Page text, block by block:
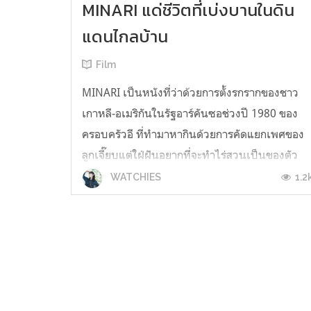
MINARI แด่ชีวิตที่เบ่งบานในดิน
แดนไกลบ้าน
Film
MINARI เป็นหนังที่ว่าด้วยการตั้งรกรากของชาว
เกาหลี-อเมริกันในรัฐอาร์คันซอช่วงปี 1980 ของ
ครอบครัวอี ที่ทำมาหากินด้วยการคัดแยกเพศของ
ลูกเจี๊ยบแต่ใฝ่ฝันอยากที่จะทำไร่สวนเป็นของตัว
เองจึงย้ายจากแคลิฟอร์เนียมายังอาร์คันซอ เพื่อเริ่ม
ต้นชีวิตใหม่กัน "ต่อจากนี้ไปจะมีการเปิดเผยเนื้อห
WATCHIES